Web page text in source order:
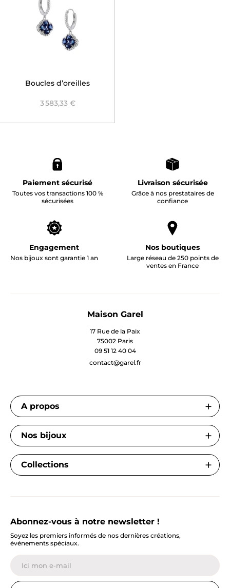
Boucles d’oreilles
Saphir Bleu
3 583,33 €
Paiement sécurisé
Toutes vos transactions 100 %
sécurisées
Livraison sécurisée
Grâce à nos prestataires de
confiance
Engagement
Nos bijoux sont garantie 1 an
Nos boutiques
Large réseau de 250 points de
ventes en France
Maison Garel
17 Rue de la Paix
75002 Paris
09 51 12 40 04
contact@garel.fr
A propos
Nos bijoux
Collections
Abonnez-vous à notre newsletter !
Soyez les premiers informés de nos dernières créations,
événements spéciaux.